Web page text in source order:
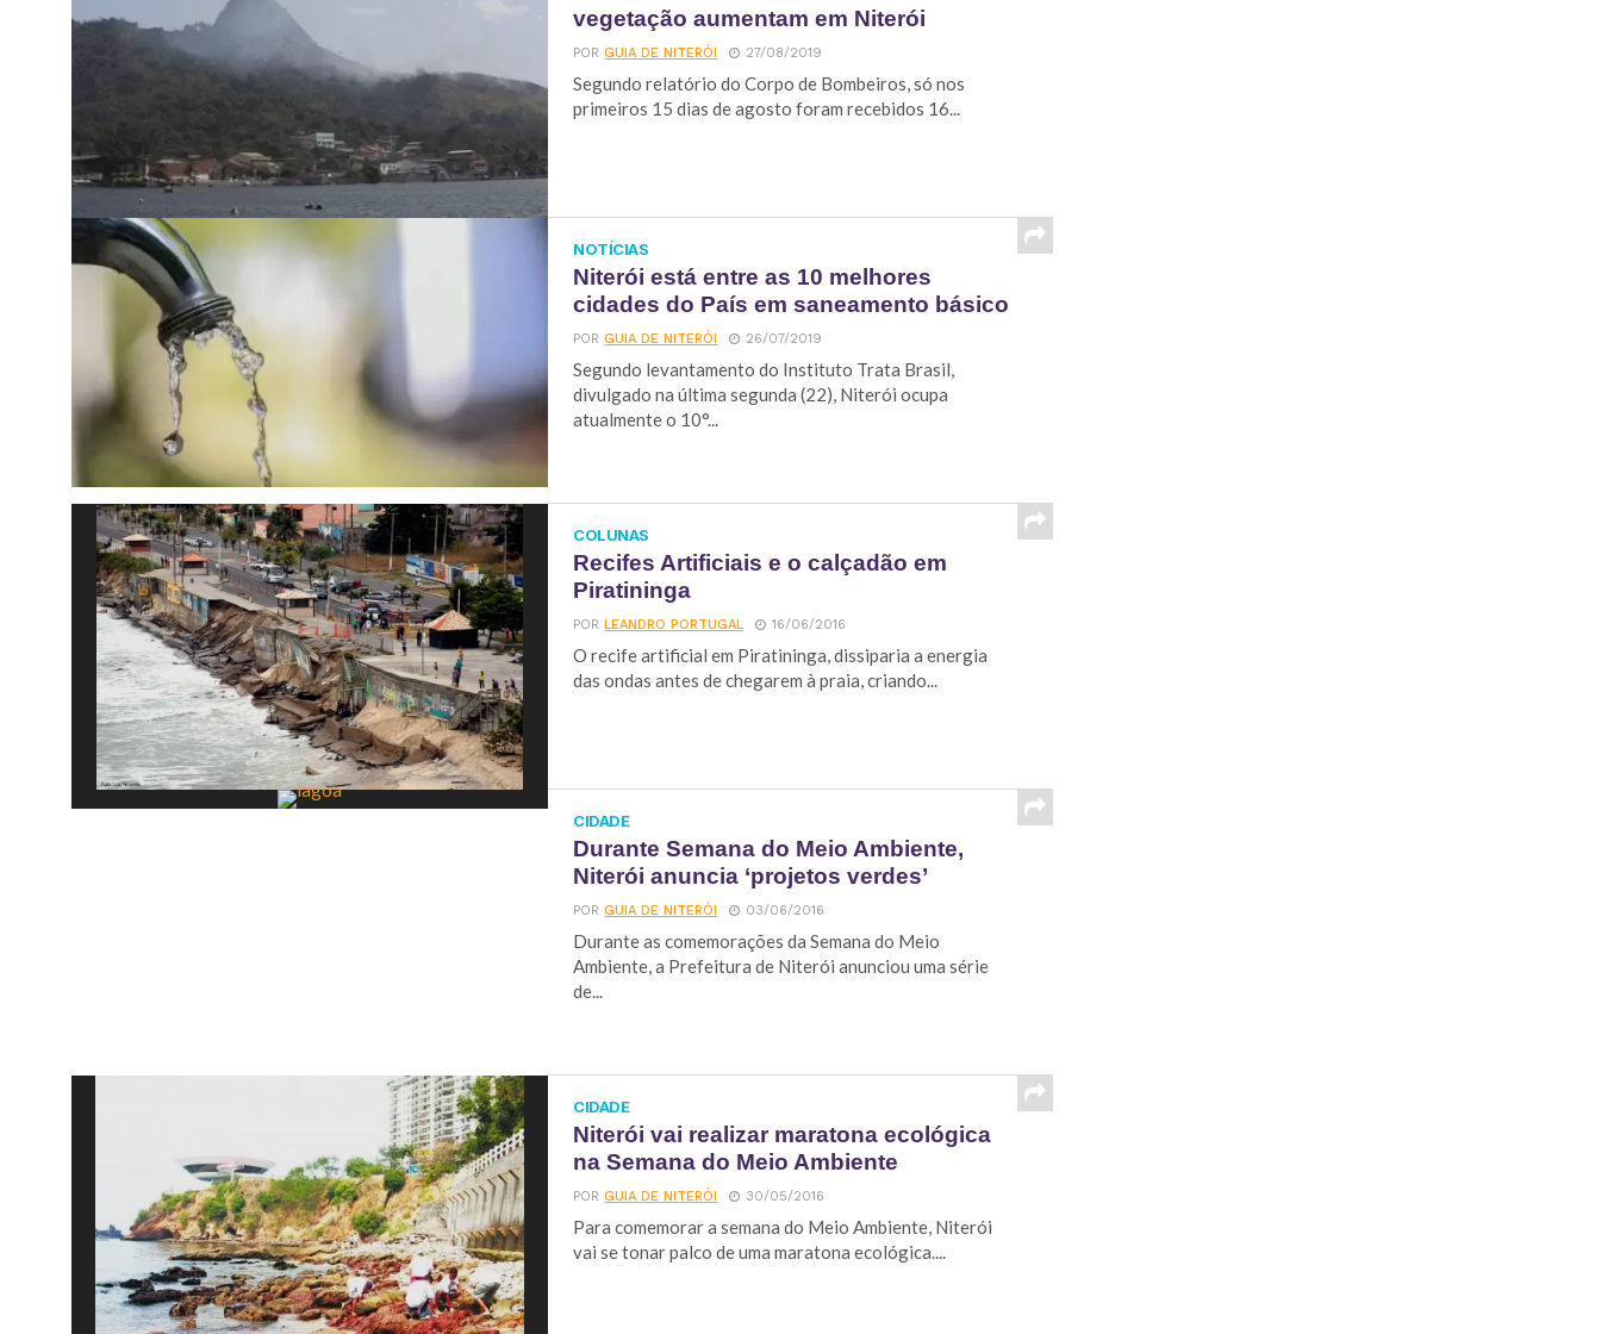
vegetação aumentam em Niterói
PORGUIA DE NITERÓI 27/08/2019
Segundo relatório do Corpo de Bombeiros, só nos
primeiros 15 dias de agosto foram recebidos 16...
NOTÍCIAS
Niterói está entre as 10 melhores
cidades do País em saneamento básico
PORGUIA DE NITERÓI 26/07/2019
Segundo levantamento do Instituto Trata Brasil,
divulgado na última segunda (22), Niterói ocupa
atualmente o 10°...
COLUNAS
Recifes Artificiais e o calçadão em
Piratininga
PORLEANDRO PORTUGAL 16/06/2016
O recife artificial em Piratininga, dissiparia a energia
das ondas antes de chegarem à praia, criando...
CIDADE
Durante Semana do Meio Ambiente,
Niterói anuncia ‘projetos verdes’
PORGUIA DE NITERÓI 03/06/2016
Durante as comemorações da Semana do Meio
Ambiente, a Prefeitura de Niterói anunciou uma série
de...
CIDADE
Niterói vai realizar maratona ecológica
na Semana do Meio Ambiente
PORGUIA DE NITERÓI 30/05/2016
Para comemorar a semana do Meio Ambiente, Niterói
vai se tonar palco de uma maratona ecológica....